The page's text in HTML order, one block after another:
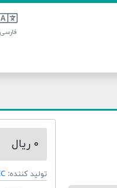
فارسی
۰ ریال
تولید کننده: